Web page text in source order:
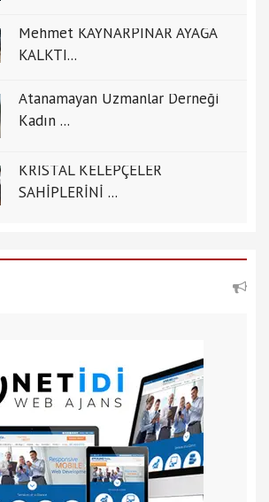
Mehmet KAYNARPINAR AYAĞA
KALKTI...
Atanamayan Uzmanlar Derneği
Kadın ...
KRİSTAL KELEPÇELER
SAHİPLERİNİ ...